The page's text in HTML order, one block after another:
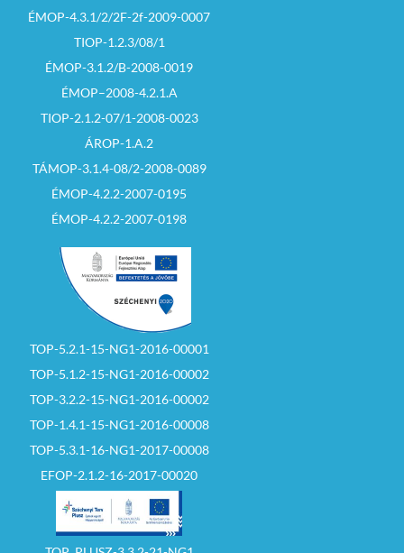
ÉMOP-4.3.1/2/2F-2f-2009-0007
TIOP-1.2.3/08/1
ÉMOP-3.1.2/B-2008-0019
ÉMOP–2008-4.2.1.A
TIOP-2.1.2-07/1-2008-0023
ÁROP-1.A.2
TÁMOP-3.1.4-08/2-2008-0089
ÉMOP-4.2.2-2007-0195
ÉMOP-4.2.2-2007-0198
TOP-5.2.1-15-NG1-2016-00001
TOP-5.1.2-15-NG1-2016-00002
TOP-3.2.2-15-NG1-2016-00002
TOP-1.4.1-15-NG1-2016-00008
TOP-5.3.1-16-NG1-2017-00008
EFOP-2.1.2-16-2017-00020